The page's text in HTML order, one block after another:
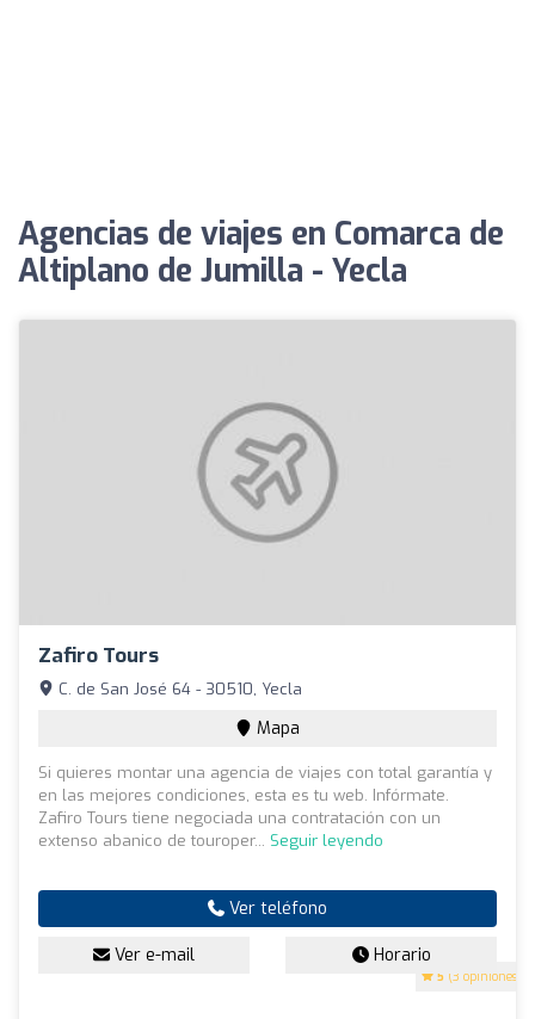
Agencias de viajes en Comarca de
Altiplano de Jumilla - Yecla
Zafiro Tours
5 (3 opiniones)
C. de San José 64 - 30510, Yecla
Mapa
Si quieres montar una agencia de viajes con total garantía y
en las mejores condiciones, esta es tu web. Infórmate.
Zafiro Tours tiene negociada una contratación con un
extenso abanico de touroper... Seguir leyendo
Ver teléfono
Ver e-mail Horario